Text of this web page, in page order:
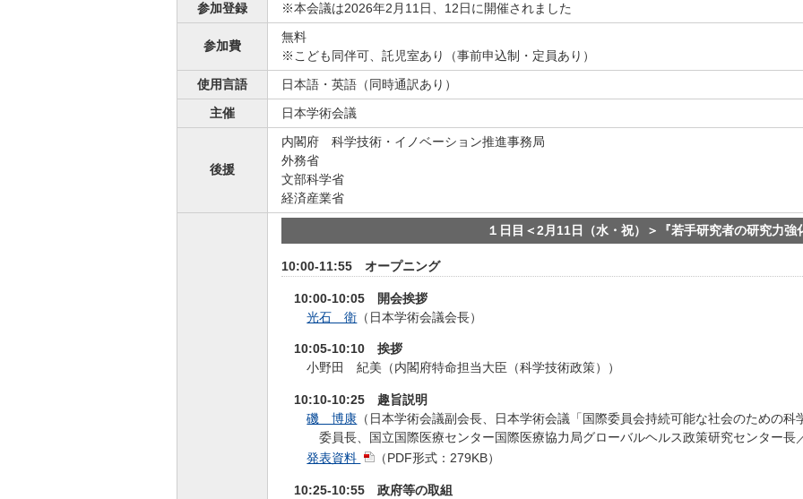
参加登録
※本会議は2026年2月11日、12日に開催されました
参加費
無料
※こども同伴可、託児室あり（事前申込制・定員あり）
使用言語
日本語・英語（同時通訳あり）
主催
日本学術会議
後援
内閣府 科学技術・イノベーション推進事務局
外務省
文部科学省
経済産業省
１日目＜2月11日（水・祝）＞『若手研究者の研究力強
10:00-11:55 オープニング
10:00-10:05 開会挨拶
光石 衛 （日本学術会議会長）
10:05-10:10 挨拶
小野田 紀美（内閣府特命担当大臣（科学技術政策））
10:10-10:25 趣旨説明
磯 博康 （日本学術会議副会長、日本学術会議「国際委員会持続可能な社会のための
委員長、国立国際医療センター国際医療協力局グローバルヘルス政策研究センター長
発表資料
（PDF形式：279KB）
10:25-10:55 政府等の取組